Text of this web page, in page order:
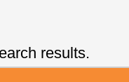
results.